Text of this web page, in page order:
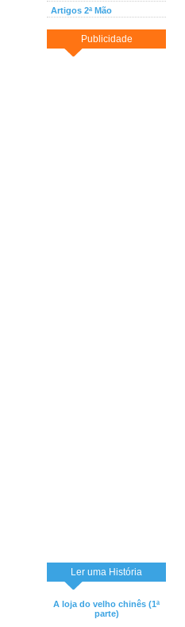
Artigos 2ª Mão
Publicidade
Ler uma História
A loja do velho chinês (1ª
parte)